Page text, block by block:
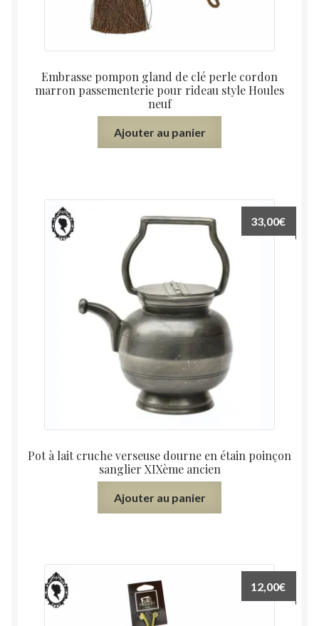
Embrasse pompon gland de clé perle cordon
marron passementerie pour rideau style Houles
neuf
Ajouter au panier
Pot à lait cruche verseuse dourne en étain poinçon
sanglier XIXème ancien
33,00€
Ajouter au panier
12,00€